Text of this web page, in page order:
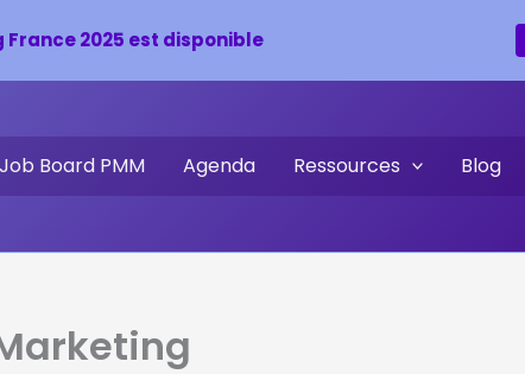
Job Board PMM Agenda Ressources Blog
France 2025 est disponible